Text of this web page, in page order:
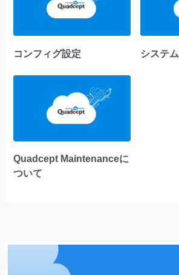
コンフィグ設定 システム
Quadcept Maintenanceに
ついて